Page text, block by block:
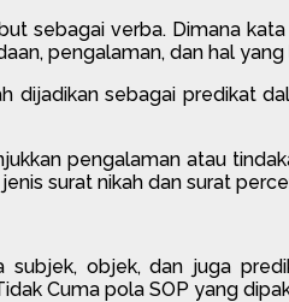
sebagai verba. Dimana
pengalaman, dan hal
dijadikan sebagai predikat
pengalaman atau
surat nikah dan surat
subjek, objek, dan juga
Cuma pola SOP yang